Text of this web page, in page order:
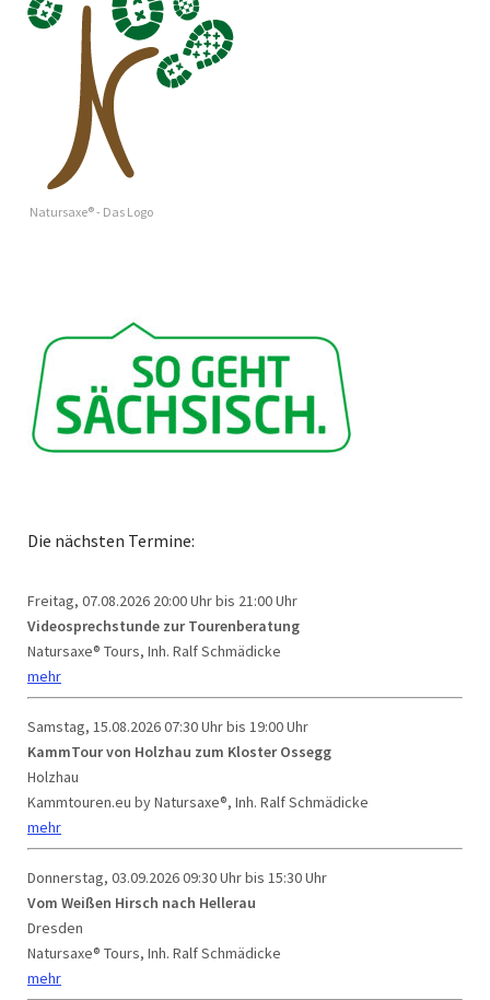
Natursaxe® - Das Logo
Die nächsten Termine:
Freitag, 07.08.2026 20:00 Uhr bis 21:00 Uhr
Videosprechstunde zur Tourenberatung
Natursaxe® Tours, Inh. Ralf Schmädicke
mehr
Samstag, 15.08.202607:30 Uhr bis 19:00 Uhr
KammTour von Holzhau zum Kloster Ossegg
Holzhau
Kammtouren.eu by Natursaxe®, Inh. Ralf Schmädicke
mehr
Donnerstag, 03.09.202609:30 Uhr bis 15:30 Uhr
Vom Weißen Hirsch nach Hellerau
Dresden
Natursaxe® Tours, Inh. Ralf Schmädicke
mehr